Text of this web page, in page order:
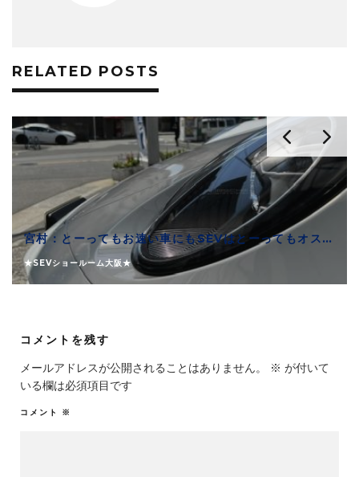
RELATED POSTS
宮村：とーってもお速い車にもSEVはとーってもオススメできます
★SEVショールーム大阪★
コメントを残す
メールアドレスが公開されることはありません。 ※ が付いて
いる欄は必須項目です
コメント ※